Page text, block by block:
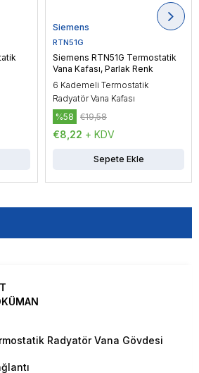
Siemens
RTN51G
Siemens RTN51G Termostatik
Vana Kafası, Parlak Renk
6 Kademeli Termostatik
Radyatör Vana Kafası
€8,22 + KDV
%58 €19,58
Sepete Ekle
Radyatör Vana Gövdesi